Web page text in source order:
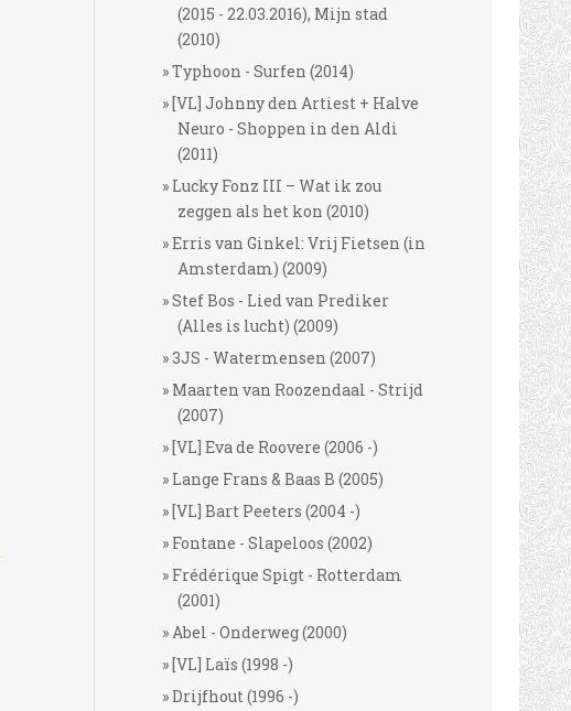
(2015 - 22.03.2016), Mijn stad
(2010)
Typhoon - Surfen (2014)
[VL] Johnny den Artiest + Halve
Neuro - Shoppen in den Aldi
(2011)
Lucky Fonz III – Wat ik zou
zeggen als het kon (2010)
Erris van Ginkel: Vrij Fietsen (in
Amsterdam) (2009)
Stef Bos - Lied van Prediker
(Alles is lucht) (2009)
3JS - Watermensen (2007)
Maarten van Roozendaal - Strijd
(2007)
[VL] Eva de Roovere (2006 -)
Lange Frans & Baas B (2005)
[VL] Bart Peeters (2004 -)
Fontane - Slapeloos (2002)
Frédérique Spigt - Rotterdam
(2001)
Abel - Onderweg (2000)
[VL] Laïs (1998 -)
Drijfhout (1996 -)